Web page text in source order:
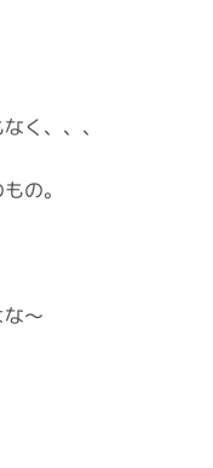
く、、、
の。
〜